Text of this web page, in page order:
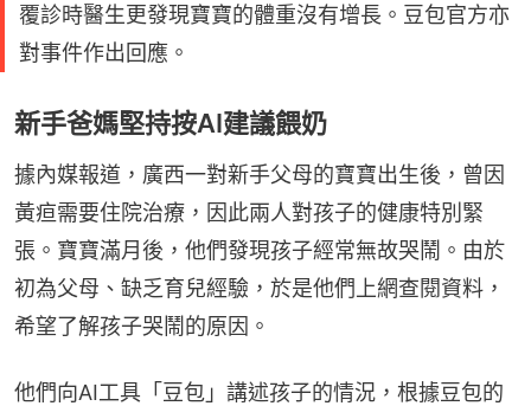
覆診時醫生更發現寶寶的體重沒有增長。豆包官方亦
對事件作出回應。
新手爸媽堅持按AI建議餵奶
據內媒報道，廣西一對新手父母的寶寶出生後，曾因
黃疸需要住院治療，因此兩人對孩子的健康特別緊
張。寶寶滿月後，他們發現孩子經常無故哭鬧。由於
初為父母、缺乏育兒經驗，於是他們上網查閱資料，
希望了解孩子哭鬧的原因。
他們向AI工具「豆包」講述孩子的情況，根據豆包的